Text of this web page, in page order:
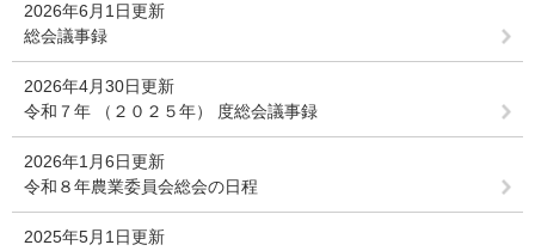
2026年6月1日更新
総会議事録
2026年4月30日更新
令和７年 （２０２５年） 度総会議事録
2026年1月6日更新
令和８年農業委員会総会の日程
2025年5月1日更新